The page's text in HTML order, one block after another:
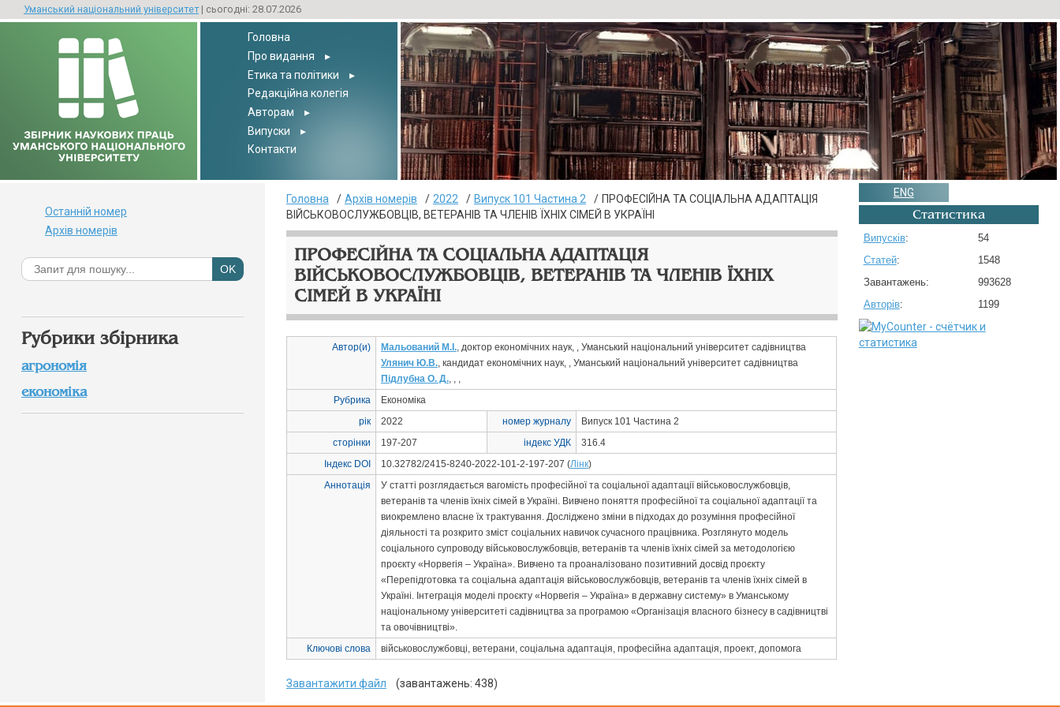
Уманський національний університет| сьогодні: 28.07.2026
Головна
Про видання
▸
Етика та політики
▸
Редакційна колегія
Авторам
▸
Випуски
▸
Контакти
Головна Архів номерів 2022 Випуск 101 Частина 2
ПРОФЕСІЙНА ТА СОЦІАЛЬНА АДАПТАЦІЯ
ВІЙСЬКОВОСЛУЖБОВЦІВ, ВЕТЕРАНІВ ТА ЧЛЕНІВ ЇХНІХ СІМЕЙ В УКРАЇНІ
ПРОФЕСІЙНА ТА СОЦІАЛЬНА АДАПТАЦІЯ
ВІЙСЬКОВОСЛУЖБОВЦІВ, ВЕТЕРАНІВ ТА ЧЛЕНІВ ЇХНІХ
СІМЕЙ В УКРАЇНІ
Автор(и) Мальований М.І., доктор економічних наук, , Уманський національний університет садівництва
Улянич Ю.В., кандидат економічних наук, , Уманський національний університет садівництва
Підлубна О. Д., , ,
Рубрика
Економіка
рік
2022 номер журналу
Випуск 101 Частина 2
сторінки
197-207 індекс УДК
316.4
Індекс DOI
10.32782/2415-8240-2022-101-2-197-207 (Лінк)
Аннотація
У статті розглядається вагомість професійної та соціальної адаптації військовослужбовців,
ветеранів та членів їхніх сімей в Україні. Вивчено поняття професійної та соціальної адаптації та
виокремлено власне їх трактування. Досліджено зміни в підходах до розуміння професійної
діяльності та розкрито зміст соціальних навичок сучасного працівника. Розглянуто модель
соціального супроводу військовослужбовців, ветеранів та членів їхніх сімей за методологією
проєкту «Норвегія – Україна». Вивчено та проаналізовано позитивний досвід проєкту
«Перепідготовка та соціальна адаптація військовослужбовців, ветеранів та членів їхніх сімей в
Україні. Інтеграція моделі проєкту «Норвегія – Україна» в державну систему» в Уманському
національному університеті садівництва за програмою «Організація власного бізнесу в садівництві
та овочівництві».
Ключові слова
військовослужбовці, ветерани, соціальна адаптація, професійна адаптація, проект, допомога
Завантажити файл (завантажень: 438)
Останній номер
Архів номерів
Рубрики збірника
агрономія
економіка
ENG
Статистика
Випусків:
54
Статей:
1548
Завантажень:
993628
Авторів: 1199